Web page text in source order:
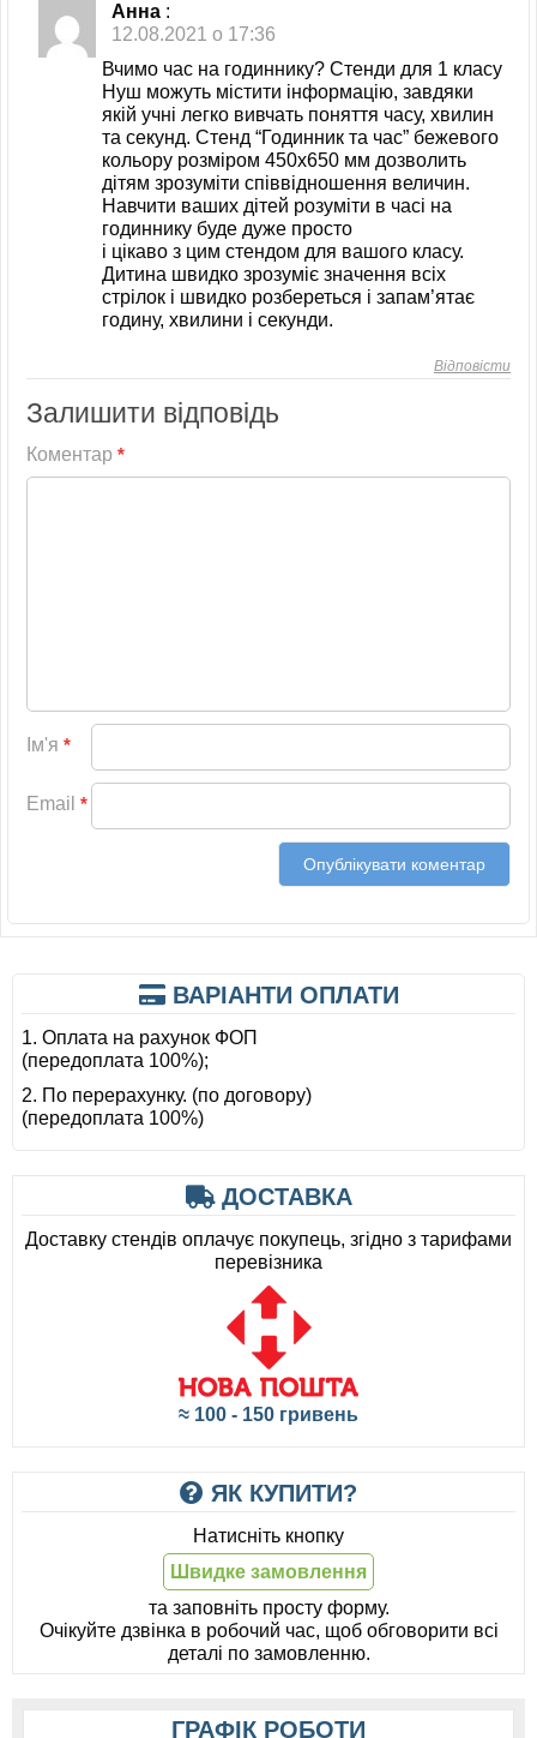
Анна :
12.08.2021 о 17:36
Вчимо час на годиннику? Стенди для 1 класу
Нуш можуть містити інформацію, завдяки
якій учні легко вивчать поняття часу, хвилин
та секунд. Стенд “Годинник та час” бежевого
кольору розміром 450х650 мм дозволить
дітям зрозуміти співвідношення величин.
Навчити ваших дітей розуміти в часі на
годиннику буде дуже просто
і цікаво з цим стендом для вашого класу.
Дитина швидко зрозуміє значення всіх
стрілок і швидко розбереться і запам’ятає
годину, хвилини і секунди.
Відповісти
Залишити відповідь
Коментар *
Ім'я *
Email *
ВАРІАНТИ ОПЛАТИ
1. Оплата на рахунок ФОП
(передоплата 100%);
2. По перерахунку. (по договору)
(передоплата 100%)
ДОСТАВКА
Доставку стендів оплачує покупець, згідно з тарифами
перевізника
≈ 100 - 150 гривень
ЯК КУПИТИ?
Натисніть кнопку
Швидке замовлення
та заповніть просту форму.
Очікуйте дзвінка в робочий час, щоб обговорити всі
деталі по замовленню.
ГРАФІК РОБОТИ